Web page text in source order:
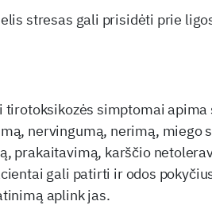
stresas gali prisidėti prie
tirotoksikozės simptomai
nervingumą, nerimą, miego
prakaitavimą, karščio
gali patirti ir odos
aplink jas.